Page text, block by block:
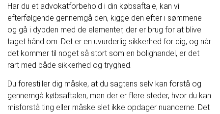
Har du et advokatforbehold i din købsaftale, kan vi
efterfølgende gennemgå den, kigge den efter i sømmene
og gå i dybden med de elementer, der er brug for at blive
taget hånd om. Det er en uvurderlig sikkerhed for dig, og når
det kommer til noget så stort som en bolighandel, er det
rart med både sikkerhed og tryghed.
Du forestiller dig måske, at du sagtens selv kan forstå og
gennemgå købsaftalen, men der er flere steder, hvor du kan
misforstå ting eller måske slet ikke opdager nuancerne. Det